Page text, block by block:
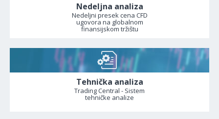
Nedeljna analiza
Nedeljni presek cena CFD
ugovora na globalnom
finansijskom tržištu
Tehnička analiza
Trading Central - Sistem
tehničke analize